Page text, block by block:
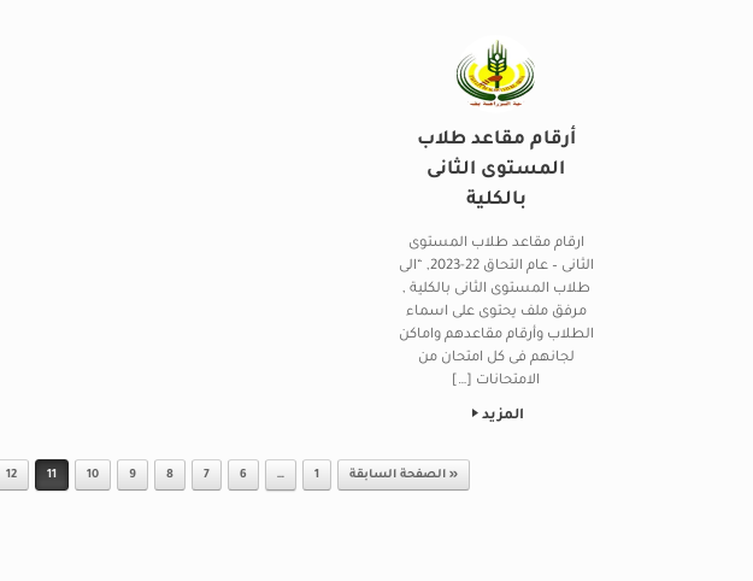
أرقام مقاعد طلاب
المستوى الثانى
بالكلية
ارقام مقاعد طلاب المستوى
الثانى – عام التحاق 22-2023, “الى
طلاب المستوى الثانى بالكلية ,
مرفق ملف يحتوى على اسماء
الطلاب وأرقام مقاعدهم واماكن
لجانهم فى كل امتحان من
الامتحانات […]
المزيد
« الصفحة السابقة 1
…
6
7
8
9
10
11
12